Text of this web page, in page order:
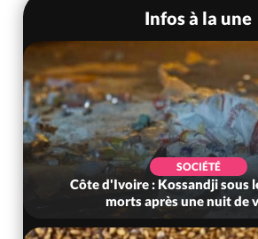
Infos à la une
SOCIÉTÉ
Côte d'Ivoire : Kossandji sous
morts après une nuit de